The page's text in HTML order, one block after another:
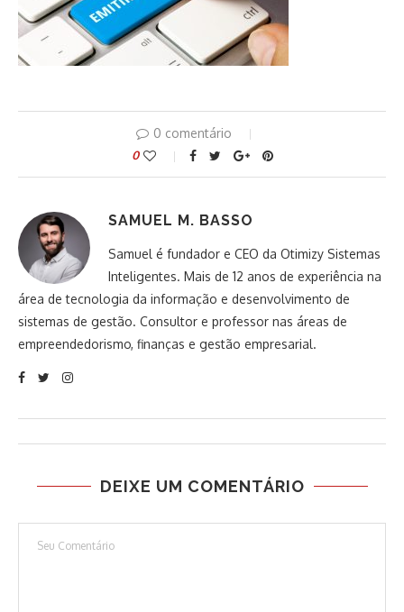
0 comentário
0
SAMUEL M. BASSO
Samuel é fundador e CEO da Otimizy Sistemas
Inteligentes. Mais de 12 anos de experiência na
área de tecnologia da informação e desenvolvimento de
sistemas de gestão. Consultor e professor nas áreas de
empreendedorismo, finanças e gestão empresarial.
DEIXE UM COMENTÁRIO